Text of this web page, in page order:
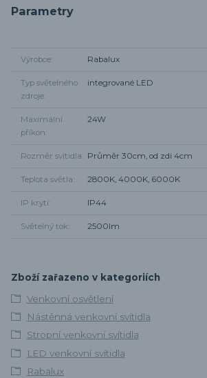
Parametry
Výrobce Rabalux
Typ světelného
zdroje
integrované LED
Maximální
příkon
24W
Rozměr svítidla Průměr 30cm, od zdi 4cm
Teplota světla 2800K, 4000K, 6000K
IP krytí IP44
Světelný tok 2500lm
Zboží zařazeno v kategoriích
Venkovní osvětlení
Nástěnná venkovní svítidla
Stropní venkovní svítidla
LED venkovní svítidla
Rabalux